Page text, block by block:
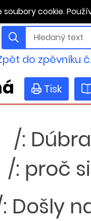
cookie.
do zpěvníku
Tisk
/:
/: proč
Došly